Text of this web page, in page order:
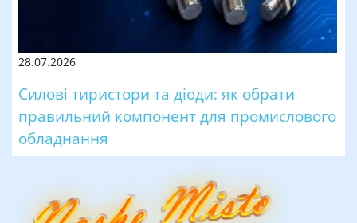
28.07.2026
Силові тиристори та діоди: як обрати
правильний компонент для промислового
обладнання